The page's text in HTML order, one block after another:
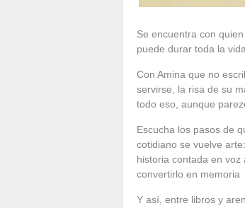
Se encuentra con
puede durar toda la vida.
Con Amina que no
servirse, la risa de su
todo eso, aunque
Escucha los pasos de
cotidiano se vuelve
historia contada en
convertirlo en memoria
Y así, entre libros y